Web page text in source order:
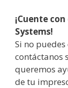
¡Cuente
Systems!
Si no
contáctanos
queremos
de tu